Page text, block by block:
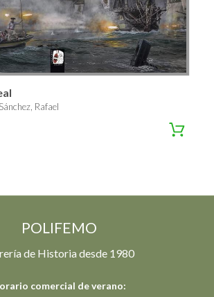
Rafael
POLIFEMO
de Historia desde 1980
comercial de verano: